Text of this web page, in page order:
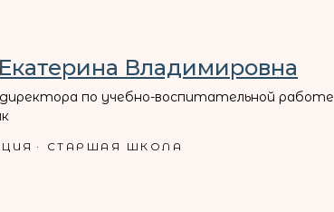
Владимировна
по учебно-воспитательной работе
СТАРШАЯ ШКОЛА